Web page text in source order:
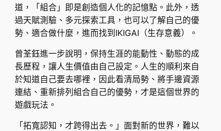
道，「組合」即是創造個人化的記憶點。此外，透
過天賦測驗、多元探索工具，也可以了解自己的優
勢、適合做什麼，進而找到IKIGAI（生存意義）。
曾荃鈺進一步說明，保持生涯的能動性、動態的成
長歷程，讓人生價值由自己設定。人生的順利來自
於知道自己要去哪裡，因此看清局勢、將手邊資源
連結、重新排列組合自己的優勢，才是這個世界的
遊戲玩法。
「拓寬認知，才跨得出去。」面對新的世界，難以